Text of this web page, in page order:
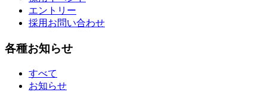
エントリー
採用お問い合わせ
各種お知らせ
すべて
お知らせ